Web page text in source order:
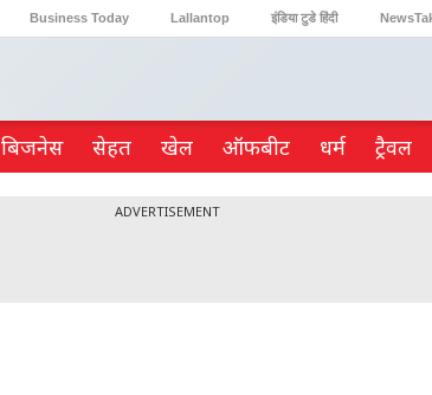
Business Today Lallantop इंडिया टुडे हिंदी
ब‍िजनेस सेहत खेल ऑफबीट धर्म ट्रैवल
ADVERTISEMENT